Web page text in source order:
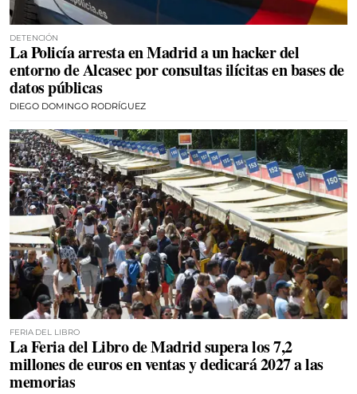
DETENCIÓN
La Policía arresta en Madrid a un hacker del
entorno de Alcasec por consultas ilícitas en bases de
datos públicas
DIEGO DOMINGO RODRÍGUEZ
FERIA DEL LIBRO
La Feria del Libro de Madrid supera los 7,2
millones de euros en ventas y dedicará 2027 a las
memorias